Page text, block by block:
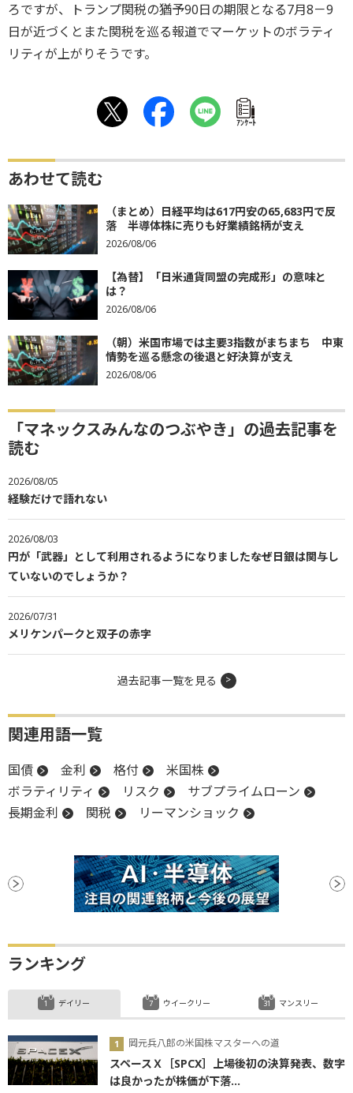
ろですが、トランプ関税の猶予90日の期限となる7月8－9
日が近づくとまた関税を巡る報道でマーケットのボラティ
リティが上がりそうです。
ｱﾝｹｰﾄ
あわせて読む
（まとめ）日経平均は617円安の65,683円で反
落 半導体株に売りも好業績銘柄が支え
2026/08/06
【為替】「日米通貨同盟の完成形」の意味と
は？
2026/08/06
（朝）米国市場では主要3指数がまちまち 中東
情勢を巡る懸念の後退と好決算が支え
2026/08/06
「マネックスみんなのつぶやき」の過去記事を
読む
2026/08/05
経験だけで語れない
2026/08/03
円が「武器」として利用されるようになりました――なぜ日銀は関与し
ていないのでしょうか？
2026/07/31
メリケンパークと双子の赤字
過去記事一覧を見る
関連用語一覧
国債 金利 格付
米国株
ボラティリティ
リスク
サブプライムローン
長期金利
関税 リーマンショック
ランキング
デイリー
岡元兵八郎の米国株マスターへの道
スペースＸ［SPCX］上場後初の決算発表、数字
は良かったが株価が下落...
ウイークリー マンスリー